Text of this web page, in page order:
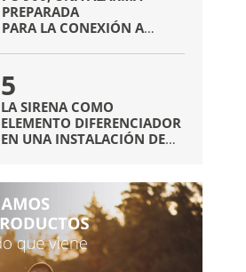
PREPARADA
PARA LA CONEXIÓN A
SIN NECESIDAD DE
COMUNICADORES EXTRAS
5
LA SIRENA COMO
ELEMENTO DIFERENCIADOR
EN UNA INSTALACIÓN DE